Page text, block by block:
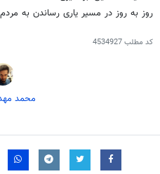
روز به روز در مسیر یاری رساندن به
کد مطلب4534927
محمد